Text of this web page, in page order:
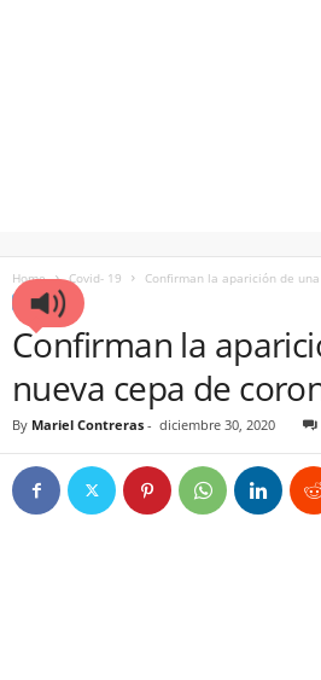
Home Covid- 19 Confirman la aparición de
COVID- 19
Confirman la
nueva cepa de
By Mariel Contreras - diciembre 30, 2020